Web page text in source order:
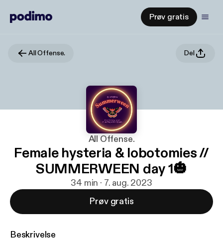
Prøv gratis
All Offense. Del
All Offense.
Female hysteria & lobotomies //
SUMMERWEEN day 1🎃
34 min · 7. aug. 2023
Prøv gratis
Beskrivelse